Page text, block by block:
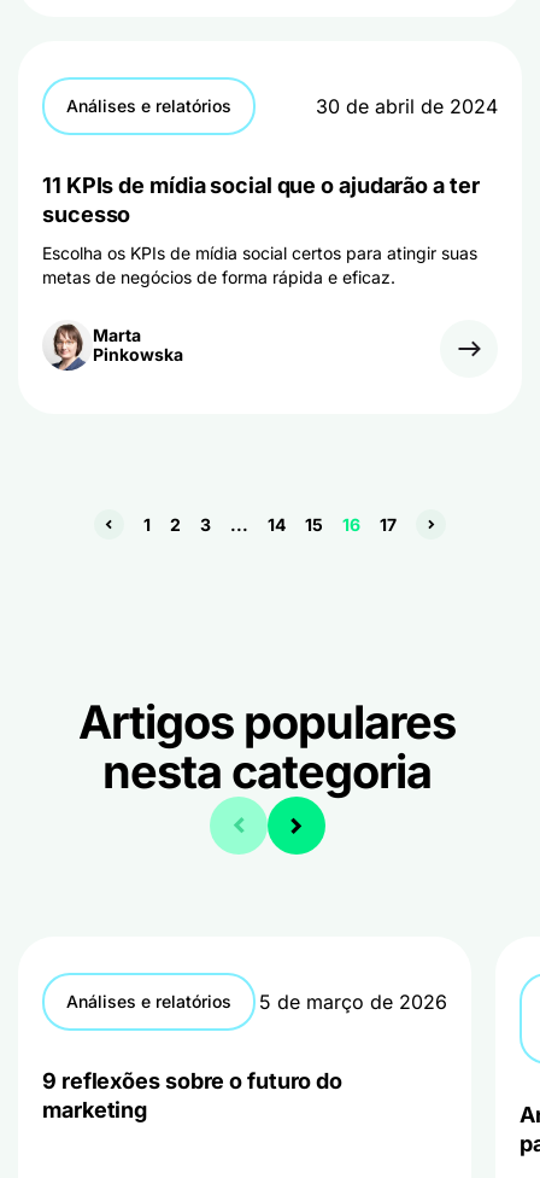
Análises e relatórios 30 de abril de 2024
11 KPIs de mídia social que o ajudarão a ter
sucesso
Escolha os KPIs de mídia social certos para atingir suas
metas de negócios de forma rápida e eficaz.
Marta
Pinkowska
1 2 3 ... 14 15 16 17
Artigos populares
nesta categoria
Análises e relatórios 5 de março de 2026
9 reflexões sobre o futuro do
marketing